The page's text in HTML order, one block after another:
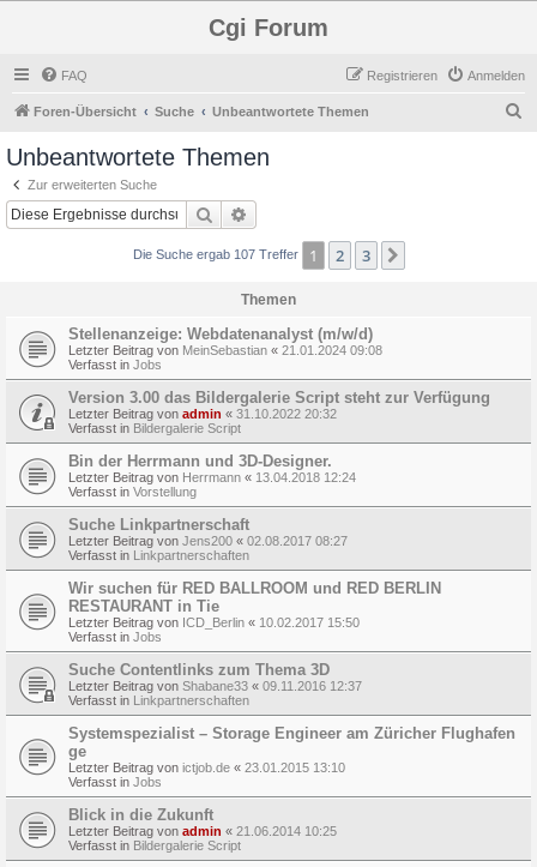
Cgi Forum
FAQ Anmelden
Registrieren
Foren-Übersicht Suche Unbeantwortete Themen
Unbeantwortete Themen
Zur erweiterten Suche
Suche
Die Suche ergab 107 Treffer 1 2 3
Themen
Stellenanzeige: Webdatenanalyst (m/w/d)
Letzter Beitrag von MeinSebastian « 21.01.2024 09:08
Verfasst in Jobs
Version 3.00 das Bildergalerie Script steht zur Verfügung
Letzter Beitrag von admin « 31.10.2022 20:32
Verfasst in Bildergalerie Script
Bin der Herrmann und 3D-Designer.
Letzter Beitrag von Herrmann « 13.04.2018 12:24
Verfasst in Vorstellung
Suche Linkpartnerschaft
Letzter Beitrag von Jens200 « 02.08.2017 08:27
Verfasst in Linkpartnerschaften
Wir suchen für RED BALLROOM und RED BERLIN
RESTAURANT in Tie
Letzter Beitrag von ICD_Berlin « 10.02.2017 15:50
Verfasst in Jobs
Suche Contentlinks zum Thema 3D
Letzter Beitrag von Shabane33 « 09.11.2016 12:37
Verfasst in Linkpartnerschaften
Systemspezialist – Storage Engineer am Züricher Flughafen
ge
Letzter Beitrag von ictjob.de « 23.01.2015 13:10
Verfasst in Jobs
Blick in die Zukunft
Letzter Beitrag von admin « 21.06.2014 10:25
Verfasst in Bildergalerie Script